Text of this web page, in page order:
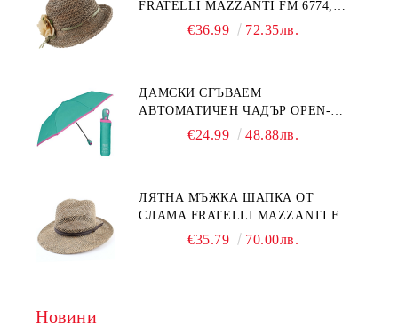
FRATELLI MAZZANTI FM 6774,
НАТУРАЛЕН/ЖЪЛТО ЦВЕТЕ
€36.99 72.35лв.
ДАМСКИ СГЪВАЕМ
АВТОМАТИЧЕН ЧАДЪР OPEN-
CLOSE | PERLETTI TECHNOLOGY
€24.99 48.88лв.
ЛЯТНА МЪЖКА ШАПКА ОТ
СЛАМА FRATELLI MAZZANTI FM
7936, НАТУРАЛЕН
€35.79 70.00лв.
Новини